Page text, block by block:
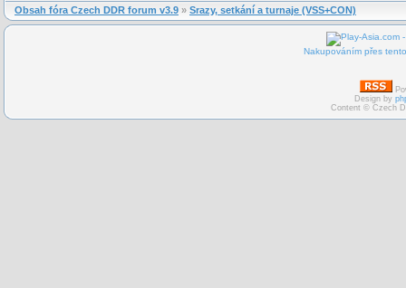
Obsah fóra Czech DDR forum v3.9 » Srazy, setkání a turnaje (VSS+CON)
Nakupováním přes
Design by
Content © Czech